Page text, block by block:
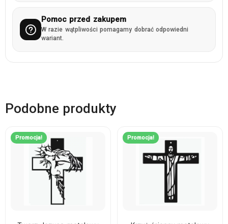
Pomoc przed zakupem
W razie wątpliwości pomagamy dobrać odpowiedni
wariant.
Podobne produkty
Promocja! Promocja!